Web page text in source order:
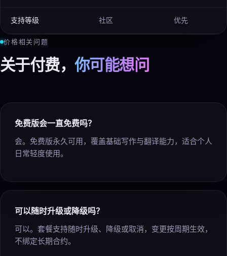
支持等级 社区 优先
价格相关问题
关于付费， 你可能想问
免费版会一直免费吗？
会。免费版永久可用，覆盖基础写作与翻译能力，适合个人
日常轻度使用。
可以随时升级或降级吗？
可以。套餐支持随时升级、降级或取消，变更按周期生效，
不绑定长期合约。